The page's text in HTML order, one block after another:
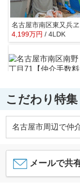
星崎小学校
フィール食彩館
約1274m／16分
4,199万円 / 4LDK
こだわり特集
名古屋市周辺で仲
メールで共